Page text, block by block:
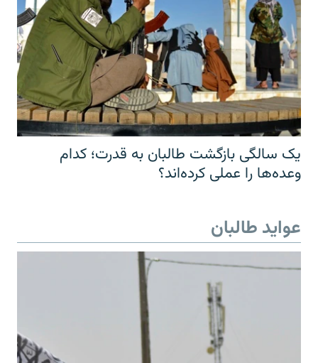
یک سالگی بازگشت طالبان به قدرت؛ کدام
وعده‌ها را عملی کرده‌اند؟
عواید طالبان